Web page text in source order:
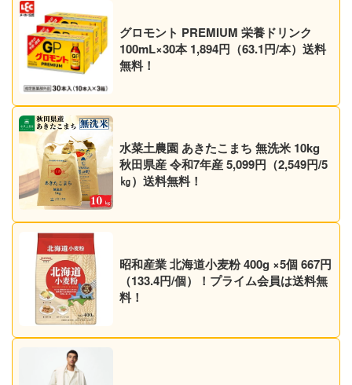
グロモント PREMIUM 栄養ドリンク
100mL×30本 1,894円（63.1円/本）送料
無料！
水菜土農園 あきたこまち 無洗米 10kg
秋田県産 令和7年産 5,099円（2,549円/5
㎏）送料無料！
昭和産業 北海道小麦粉 400g ×5個 667円
（133.4円/個）！プライム会員は送料無
料！